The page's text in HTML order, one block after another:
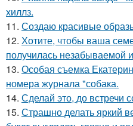
хиллз.
11. Создаю красивые
12. Хотите, чтобы ваша
получилась незабываемой
13. Особая съемка
номера журнала "собака.
14. Сделай это, до встречи
15. Страшно делать яркий